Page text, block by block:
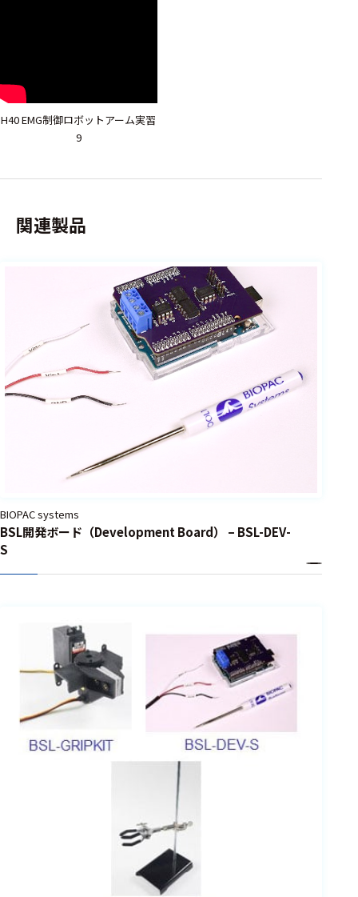
H40 EMG制御ロボットアーム実習
9
関連製品
BIOPAC systems
BSL開発ボード（Development Board） – BSL-DEV-
S